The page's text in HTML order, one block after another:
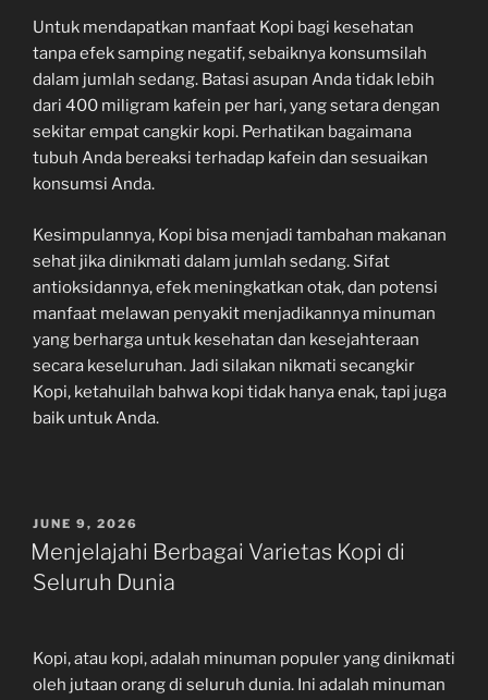
Untuk mendapatkan manfaat Kopi bagi kesehatan
tanpa efek samping negatif, sebaiknya konsumsilah
dalam jumlah sedang. Batasi asupan Anda tidak lebih
dari 400 miligram kafein per hari, yang setara dengan
sekitar empat cangkir kopi. Perhatikan bagaimana
tubuh Anda bereaksi terhadap kafein dan sesuaikan
konsumsi Anda.
Kesimpulannya, Kopi bisa menjadi tambahan makanan
sehat jika dinikmati dalam jumlah sedang. Sifat
antioksidannya, efek meningkatkan otak, dan potensi
manfaat melawan penyakit menjadikannya minuman
yang berharga untuk kesehatan dan kesejahteraan
secara keseluruhan. Jadi silakan nikmati secangkir
Kopi, ketahuilah bahwa kopi tidak hanya enak, tapi juga
baik untuk Anda.
POSTED
ON
JUNE 9, 2026
Menjelajahi Berbagai Varietas Kopi di
Seluruh Dunia
Kopi, atau kopi, adalah minuman populer yang dinikmati
oleh jutaan orang di seluruh dunia. Ini adalah minuman